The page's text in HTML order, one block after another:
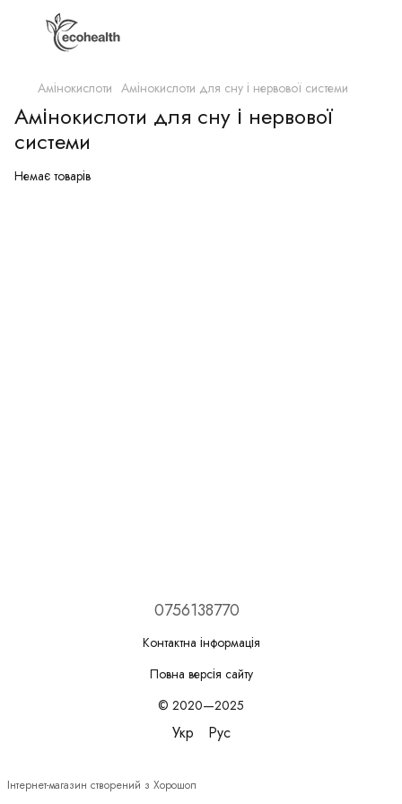
Амінокислоти Амінокислоти для сну і нервової системи
Амінокислоти для сну і нервової
системи
Немає товарів
0756138770
Контактна інформація
Повна версія сайту
© 2020—2025
Укр Рус
Інтернет-магазин створений з Хорошоп